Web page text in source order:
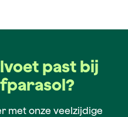
past bij
met onze veelzijdige